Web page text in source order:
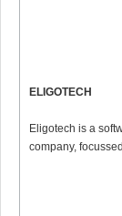
ELIGOTECH
Eligotech is a
company,